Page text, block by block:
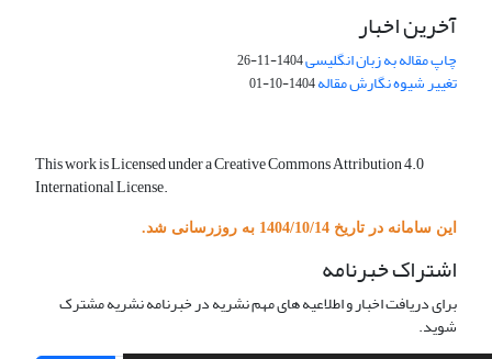
آخرین اخبار
چاپ مقاله به زبان انگلیسی1404-11-26
تغییر شیوه نگارش مقاله1404-10-01
This work is Licensed under a Creative Commons Attribution 4.0
International License.
این سامانه در تاریخ 1404/10/14 به روزرسانی شد.
اشتراک خبرنامه
برای دریافت اخبار و اطلاعیه های مهم نشریه در خبرنامه نشریه مشترک
شوید.